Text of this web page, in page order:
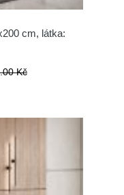
cm, látka:
Kč